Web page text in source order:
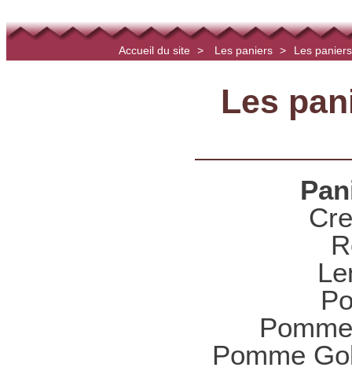
Accueil du site > Les paniers > Les
Les
Pomme